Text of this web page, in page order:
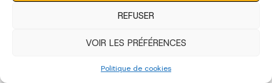
REFUSER
VOIR LES PRÉFÉRENCES
Politique de cookies